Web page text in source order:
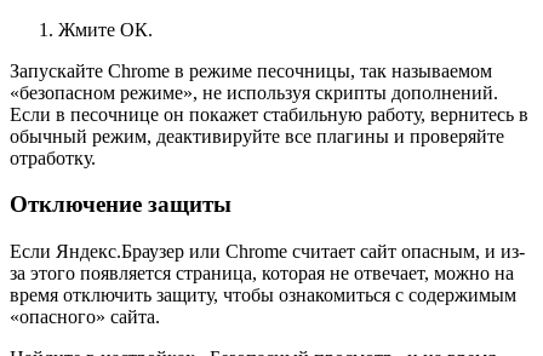
Жмите ОК.
Запускайте Chrome в режиме песочницы, так называемом
«безопасном режиме», не используя скрипты дополнений.
Если в песочнице он покажет стабильную работу, вернитесь в
обычный режим, деактивируйте все плагины и проверяйте
отработку.
Отключение защиты
Если Яндекс.Браузер или Chrome считает сайт опасным, и из-
за этого появляется страница, которая не отвечает, можно на
время отключить защиту, чтобы ознакомиться с содержимым
«опасного» сайта.